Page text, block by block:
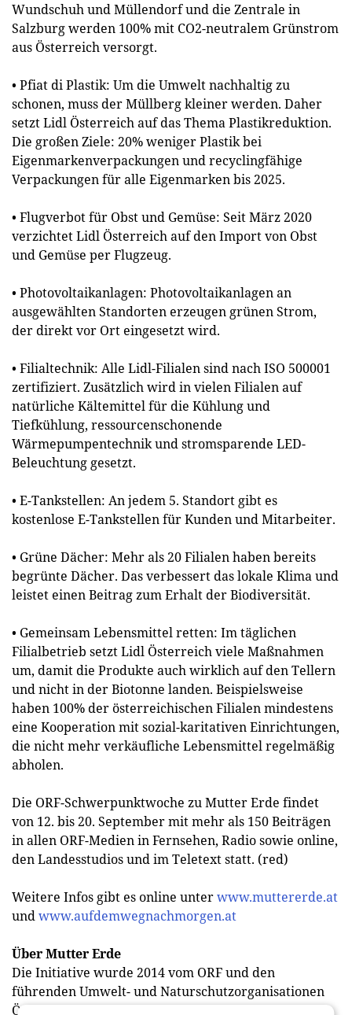
Wundschuh und Müllendorf und die Zentrale in
Salzburg werden 100% mit CO2-neutralem Grünstrom
aus Österreich versorgt.
• Pfiat di Plastik: Um die Umwelt nachhaltig zu
schonen, muss der Müllberg kleiner werden. Daher
setzt Lidl Österreich auf das Thema Plastikreduktion.
Die großen Ziele: 20% weniger Plastik bei
Eigenmarkenverpackungen und recyclingfähige
Verpackungen für alle Eigenmarken bis 2025.
• Flugverbot für Obst und Gemüse: Seit März 2020
verzichtet Lidl Österreich auf den Import von Obst
und Gemüse per Flugzeug.
• Photovoltaikanlagen: Photovoltaikanlagen an
ausgewählten Standorten erzeugen grünen Strom,
der direkt vor Ort eingesetzt wird.
• Filialtechnik: Alle Lidl-Filialen sind nach ISO 500001
zertifiziert. Zusätzlich wird in vielen Filialen auf
natürliche Kältemittel für die Kühlung und
Tiefkühlung, ressourcenschonende
Wärmepumpentechnik und stromsparende LED-
Beleuchtung gesetzt.
• E-Tankstellen: An jedem 5. Standort gibt es
kostenlose E-Tankstellen für Kunden und Mitarbeiter.
• Grüne Dächer: Mehr als 20 Filialen haben bereits
begrünte Dächer. Das verbessert das lokale Klima und
leistet einen Beitrag zum Erhalt der Biodiversität.
• Gemeinsam Lebensmittel retten: Im täglichen
Filialbetrieb setzt Lidl Österreich viele Maßnahmen
um, damit die Produkte auch wirklich auf den Tellern
und nicht in der Biotonne landen. Beispielsweise
haben 100% der österreichischen Filialen mindestens
eine Kooperation mit sozial-karitativen Einrichtungen,
die nicht mehr verkäufliche Lebensmittel regelmäßig
abholen.
Die ORF-Schwerpunktwoche zu Mutter Erde findet
von 12. bis 20. September mit mehr als 150 Beiträgen
in allen ORF-Medien in Fernsehen, Radio sowie online,
den Landesstudios und im Teletext statt. (red)
Weitere Infos gibt es online unterwww.muttererde.at
undwww.aufdemwegnachmorgen.at
Über Mutter Erde
Die Initiative wurde 2014 vom ORF und den
führenden Umwelt- und Naturschutzorganisationen
Österreichs ins Leben gerufen. Sie wird vom Verein